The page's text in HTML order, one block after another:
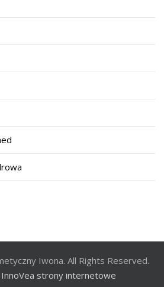
Iwona. All Rights Reserved.
InnoVea strony internetowe